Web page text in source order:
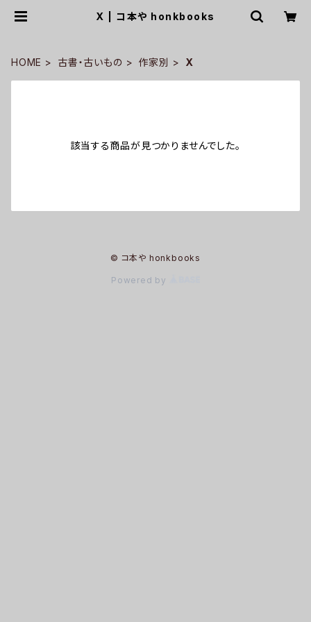
X | コ本や honkbooks
HOME 古書・古いもの 作家別 X
該当する商品が見つかりませんでした。
© コ本や honkbooks
Powered by